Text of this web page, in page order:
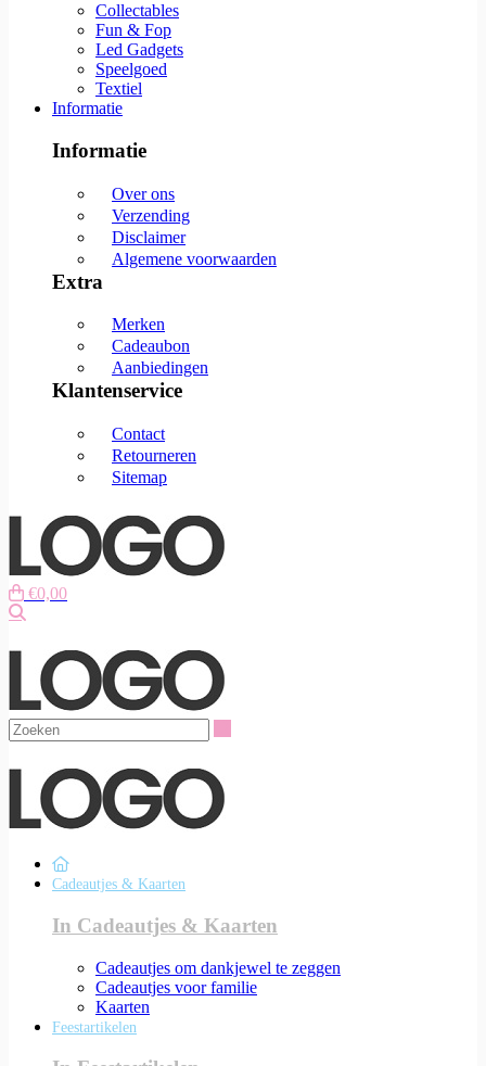
Collectables
Fun & Fop
Led Gadgets
Speelgoed
Textiel
Informatie
Informatie
Over ons
Verzending
Disclaimer
Algemene voorwaarden
Extra
Merken
Cadeaubon
Aanbiedingen
Klantenservice
Contact
Retourneren
Sitemap
€0,00
Cadeautjes & Kaarten
In Cadeautjes & Kaarten
Cadeautjes om dankjewel te zeggen
Cadeautjes voor familie
Kaarten
Feestartikelen